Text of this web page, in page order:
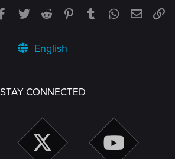
Facebook
TwitterReddit PinterestTumblrWhatsApp
Email
English
STAY CONNECTED